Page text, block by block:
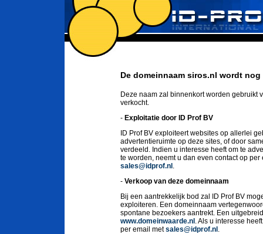
De domeinnaam siros.nl wordt
Deze naam zal binnenkort worden gebruikt
verkocht.
- Exploitatie door ID Prof BV
ID Prof BV exploiteert websites op allerlei
advertentieruimte op deze sites, of door
verdeeld. Indien u interesse heeft om te
te worden, neemt u dan even contact op
sales@idprof.nl .
- Verkoop van deze domeinnaam
Bij een aantrekkelijk bod zal ID Prof BV
exploiteren. Een domeinnaam
spontane bezoekers aantrekt. Een
www.domeinwaarde.nl . Als u interesse
per email metsales@idprof.nl .